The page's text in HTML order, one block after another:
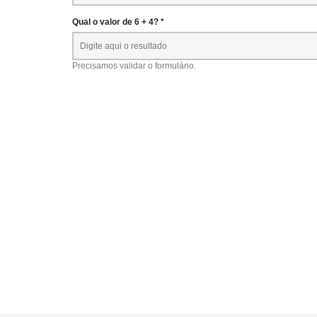
Qual o valor de 6 + 4? *
Precisamos validar o formulário.